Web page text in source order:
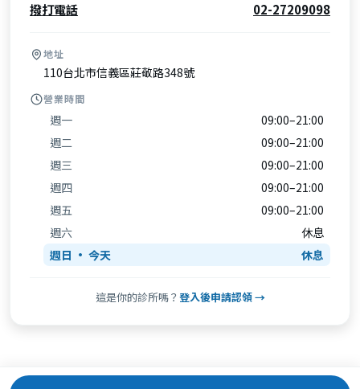
撥打電話 02-27209098
地址
110台北市信義區莊敬路348號
營業時間
週一
09:00–21:00
週二
09:00–21:00
週三
09:00–21:00
週四
09:00–21:00
週五
09:00–21:00
週六
休息
週日
休息
這是你的診所嗎？ 登入後申請認領 →